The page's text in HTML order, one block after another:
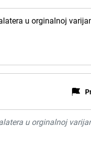
u orginalnoj
u orginalnoj